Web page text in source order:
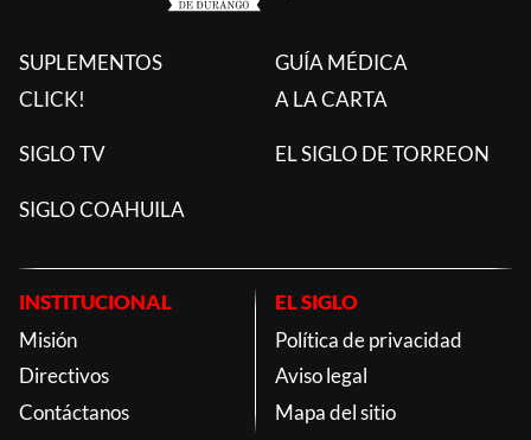
SUPLEMENTOS
CLICK!
GUÍA MÉDICA
A LA CARTA
SIGLO TV EL SIGLO DE TORREON
SIGLO COAHUILA
INSTITUCIONAL
Misión
Directivos
Contáctanos
EL SIGLO
Política de privacidad
Aviso legal
Mapa del sitio